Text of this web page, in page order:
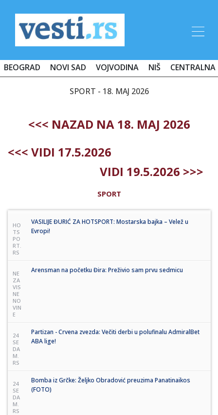
BEOGRAD NOVI SAD VOJVODINA NIŠ CENTRALNA
SPORT - 18. MAJ 2026
<<< NAZAD NA 18. MAJ 2026
<<< VIDI 17.5.2026
VIDI 19.5.2026 >>>
SPORT
HO
TS
PO
RT.
RS
VASILIJE ĐURIĆ ZA HOTSPORT: Mostarska bajka – Velež u
Evropi!
NE
ZA
VIS
NE
NO
VIN
E
Arensman na početku Đira: Preživio sam prvu sedmicu
24
SE
DA
M.
RS
Partizan - Crvena zvezda: Večiti derbi u polufinalu AdmiralBet
ABA lige!
24
SE
DA
M.
RS
Bomba iz Grčke: Željko Obradović preuzima Panatinaikos
(FOTO)